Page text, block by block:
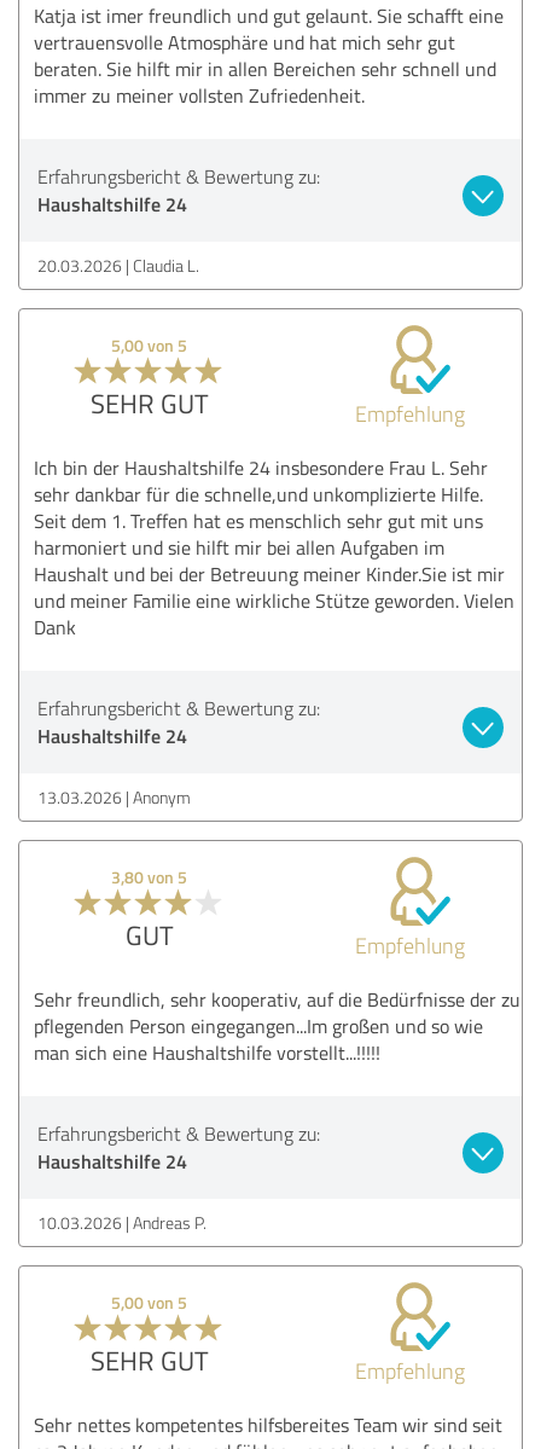
Katja ist imer freundlich und gut gelaunt. Sie schafft eine
vertrauensvolle Atmosphäre und hat mich sehr gut
beraten. Sie hilft mir in allen Bereichen sehr schnell und
immer zu meiner vollsten Zufriedenheit.
Erfahrungsbericht & Bewertung zu:
Haushaltshilfe 24
20.03.2026 Claudia L.
5,00 von 5
SEHR GUT Empfehlung
Ich bin der Haushaltshilfe 24 insbesondere Frau L. Sehr
sehr dankbar für die schnelle,und unkomplizierte Hilfe.
Seit dem 1. Treffen hat es menschlich sehr gut mit uns
harmoniert und sie hilft mir bei allen Aufgaben im
Haushalt und bei der Betreuung meiner Kinder.Sie ist mir
und meiner Familie eine wirkliche Stütze geworden. Vielen
Dank
Erfahrungsbericht & Bewertung zu:
Haushaltshilfe 24
13.03.2026 Anonym
3,80 von 5
GUT Empfehlung
Sehr freundlich, sehr kooperativ, auf die Bedürfnisse der zu
pflegenden Person eingegangen...Im großen und so wie
man sich eine Haushaltshilfe vorstellt...!!!!!
Erfahrungsbericht & Bewertung zu:
Haushaltshilfe 24
10.03.2026 Andreas P.
5,00 von 5
SEHR GUT Empfehlung
Sehr nettes kompetentes hilfsbereites Team wir sind seit